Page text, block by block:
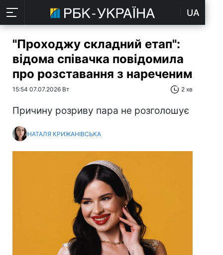
UA
"Проходжу складний етап":
відома співачка повідомила
про розставання з нареченим
15:54 07.07.2026 Вт 2 хв
Причину розриву пара не розголошує
НАТАЛЯ КРИЖАНІВСЬКА